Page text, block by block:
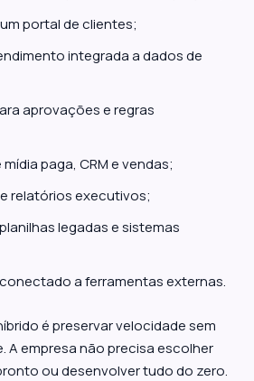
portal de clientes;
integrada a dados de
aprovações e regras
paga, CRM e vendas;
relatórios executivos;
legadas e sistemas
a ferramentas externas.
é preservar velocidade sem
A empresa não precisa escolher
ou desenvolver tudo do zero.